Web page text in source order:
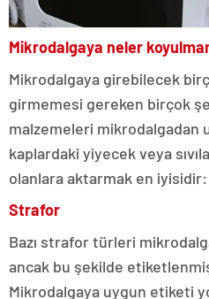
Mikrodalgaya neler
Mikrodalgaya girebilecek
girmemesi gereken birçok
malzemeleri mikrodalgadan
kaplardaki yiyecek veya
olanlara aktarmak en iyisidir:
Strafor
Bazı strafor türleri
ancak bu şekilde
Mikrodalgaya uygun etiketi